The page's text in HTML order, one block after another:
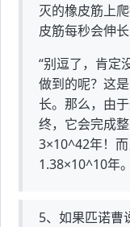
灭的橡皮筋上
皮筋每秒会伸
“别逗了，肯定
做到的呢？这
长。那么，由
终，它会完成
3×10^42年！
1.38×10^10年。
5、如果匹诺曹